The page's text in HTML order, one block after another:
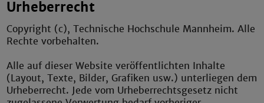
Urheberrecht
Copyright (c), Technische Hochschule Mannheim. Alle
Rechte vorbehalten.
Alle auf dieser Website veröffentlichten Inhalte
(Layout, Texte, Bilder, Grafiken usw.) unterliegen dem
Urheberrecht. Jede vom Urheberrechtsgesetz nicht